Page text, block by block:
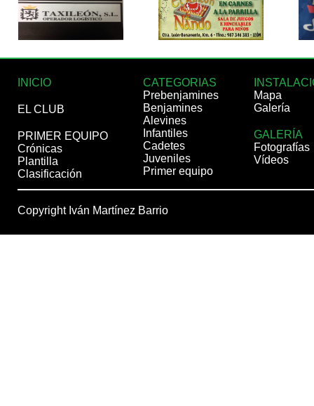
INICIO
EL CLUB
PRIMER EQUIPO
Crónicas
Plantilla
Clasificación
CATEGORIAS
Prebenjamines
Benjamines
Alevines
Infantiles
Cadetes
Juveniles
Primer equipo
Mapa
Galería
GALERÍA
Fotografías
Vídeos
Copyright Iván Martínez Barrio